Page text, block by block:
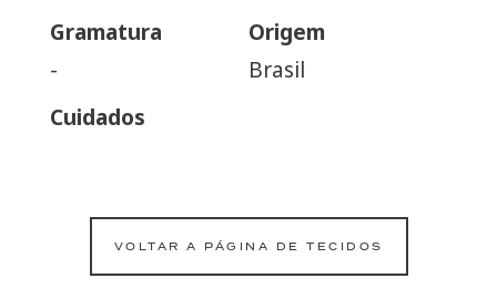
Gramatura
-
Origem
Brasil
Cuidados
VOLTAR A PÁGINA DE TECIDOS